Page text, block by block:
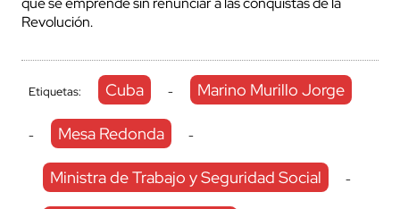
Revolución.
Etiquetas: Cuba - Marino Murillo Jorge
- Mesa Redonda -
Ministra de Trabajo y Seguridad Social -